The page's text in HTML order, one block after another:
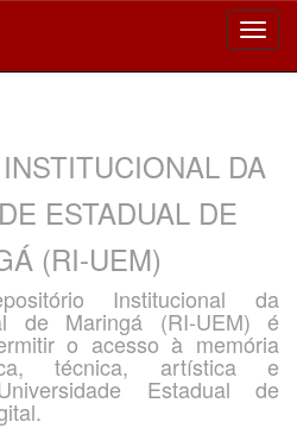
DA
ESTADUAL DE
(RI-UEM)
Institucional da
de Maringá (RI-UEM) é
o acesso à memória
técnica, artística e
Estadual de